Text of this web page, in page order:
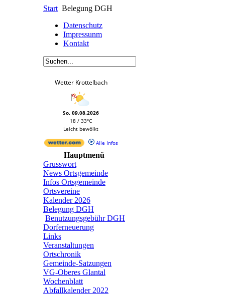
Start Belegung DGH
Datenschutz
Impressunm
Kontakt
Wetter Krottelbach
So, 09.08.2026
18 / 33°C
Leicht bewölkt
Alle Infos
Hauptmenü
Grusswort
News Ortsgemeinde
Infos Ortsgemeinde
Ortsvereine
Kalender 2026
Belegung DGH
Benutzungsgebühr DGH
Dorferneuerung
Links
Veranstaltungen
Ortschronik
Gemeinde-Satzungen
VG-Oberes Glantal
Wochenblatt
Abfallkalender 2022